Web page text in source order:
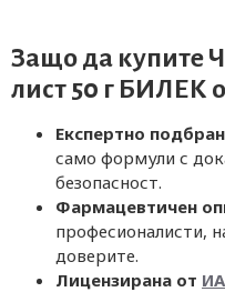
Защо да
лист 50 г БИЛЕК
Експертно
само формули с
безопасност.
Фармацевтичен
професионалисти,
доверите.
Лицензирана от